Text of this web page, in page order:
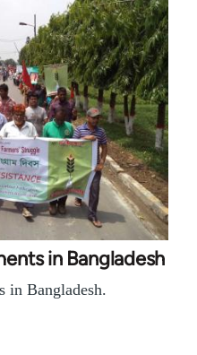
in Bangladesh
in Bangladesh.